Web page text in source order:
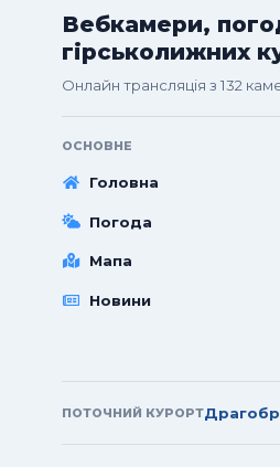
Вебкамери,
гірськолижних
Онлайн трансляція з 132
ОСНОВНЕ
Головна
Погода
Мапа
Новини
ПОТОЧНИЙ КУРОРТ